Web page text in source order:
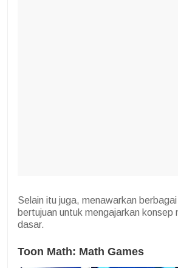
Selain itu juga, menawarkan
bertujuan untuk mengajarkan
dasar.
Toon Math: Math Games